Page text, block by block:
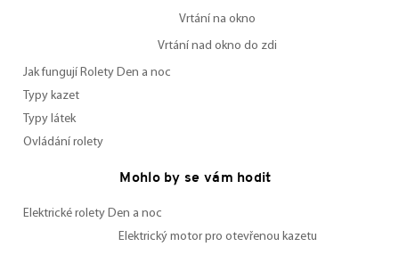
Vrtání na okno
Vrtání nad okno do zdi
Jak fungují Rolety Den a noc
Typy kazet
Typy látek
Ovládání rolety
Mohlo by se vám hodit
Elektrické rolety Den a noc
Elektrický motor pro otevřenou kazetu